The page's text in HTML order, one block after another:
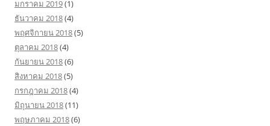
มกราคม 2019(1)
ธันวาคม 2018(4)
พฤศจิกายน 2018(5)
ตุลาคม 2018(4)
กันยายน 2018(6)
สิงหาคม 2018(5)
กรกฎาคม 2018(4)
มิถุนายน 2018(11)
พฤษภาคม 2018(6)